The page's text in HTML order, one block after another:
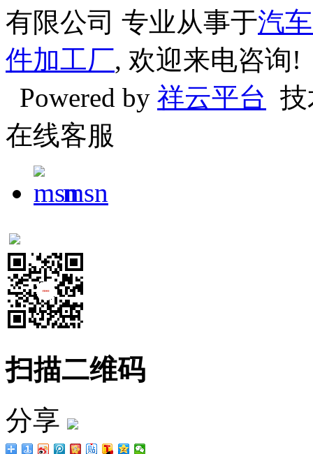
有限公司 专业从事于汽
件加工厂, 欢迎来电咨询!
Powered by 祥云平台
在线客服
msn
扫描二维码
分享